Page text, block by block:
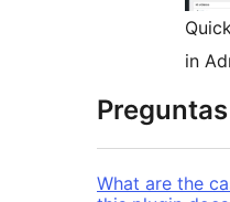
in
What are the